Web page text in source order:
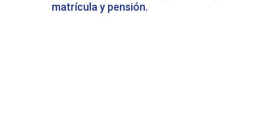
matrícula y pensión.